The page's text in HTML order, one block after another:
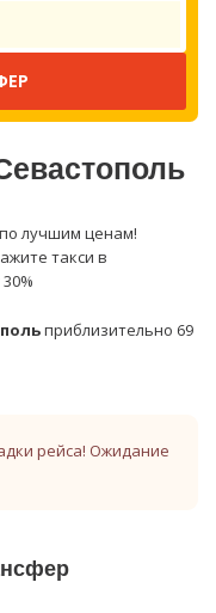
по лучшим ценам!
такси в
приблизительно 69
рейса! Ожидание